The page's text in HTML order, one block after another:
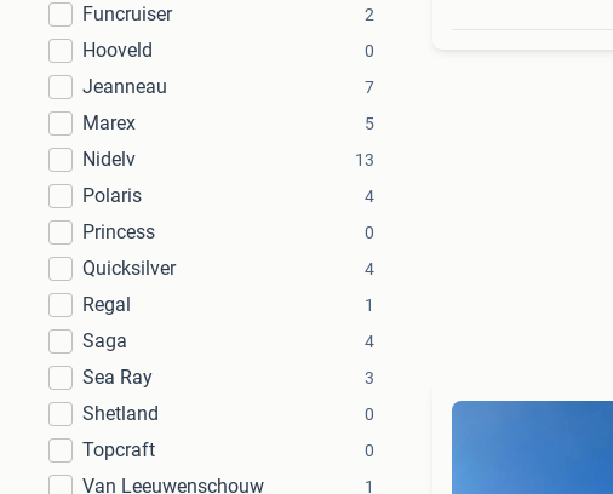
Funcruiser 2
Hooveld 0
Jeanneau 7
Marex 5
Nidelv 13
Polaris 4
Princess 0
Quicksilver 4
Regal 1
Saga 4
Sea Ray 3
Shetland 0
Topcraft 0
Van Leeuwenschouw 1